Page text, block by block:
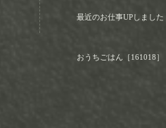
最近のお仕事UPしました
おうちごはん［161018］